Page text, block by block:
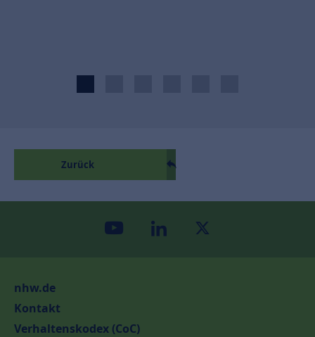
Zurück
youtubelinkedintwitter
nhw.de
Kontakt
Verhaltenskodex (CoC)